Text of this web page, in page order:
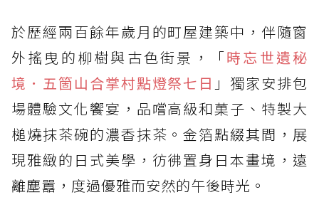
於歷經兩百餘年歲月的町屋建築中，伴隨窗
外搖曳的柳樹與古色街景，「時忘世遺秘
境．五箇山合掌村點燈祭七日 」獨家安排包
場體驗文化饗宴，品嚐高級和菓子、特製大
槌燒抹茶碗的濃香抹茶。金箔點綴其間，展
現雅緻的日式美學，彷彿置身日本畫境，遠
離塵囂，度過優雅而安然的午後時光。